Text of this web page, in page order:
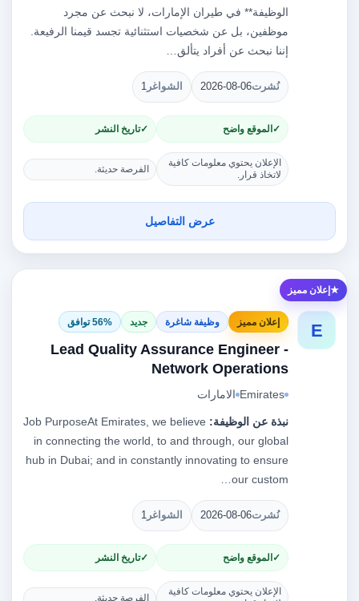
الوظيفة** في طيران الإمارات، لا نبحث عن مجرد
موظفين، بل عن شخصيات استثنائية تجسد قيمنا الرفيعة.
إننا نبحث عن أفراد يتألق…
نُشرت2026-08-06 الشواغر 1
الموقع واضح تاريخ النشر
الإعلان يحتوي معلومات كافية
لاتخاذ قرار.
الفرصة حديثة.
عرض التفاصيل
إعلان مميز
E إعلان مميز وظيفة شاغرة جديد 56% توافق
Lead Quality Assurance Engineer -
Network Operations
Emirates الامارات
نبذة عن الوظيفة: Job PurposeAt Emirates, we believe
in connecting the world, to and through, our global
hub in Dubai; and in constantly innovating to ensure
our custom…
نُشرت2026-08-06 الشواغر 1
الموقع واضح تاريخ النشر
الإعلان يحتوي معلومات كافية
الفرصة حديثة.